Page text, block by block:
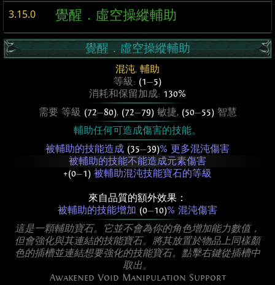
3.15.0
覺醒．虛空操縱輔助
覺醒．虛空操縱輔助
混沌, 輔助
等級: (1—5)
消耗和保留加成: 130%
需要 等級 (72—80), (72—79)敏捷, (50—55)智慧
輔助任何可造成傷害的技能。
被輔助的技能造成 (35—39)% 更多混沌傷害
被輔助的技能不能造成元素傷害
+(0—1) 被輔助混沌技能寶石的等級
來自品質的額外效果：
被輔助的技能增加 (0—10)% 混沌傷害
這是一顆輔助寶石。它並不會為你的角色增加能力數值，
但會強化與其連結的技能寶石。將其放置於物品上同樣顏
色的插槽並連結想要強化的技能寶石。點擊右鍵從插槽中
取出。
Awakened Void Manipulation Support